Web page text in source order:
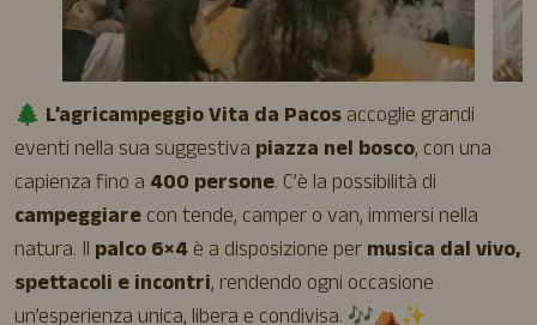
🌲 L’agricampeggio Vita da Pacosaccoglie grandi
eventi nella sua suggestiva piazza nel bosco, con una
capienza fino a 400 persone. C’è la possibilità di
campeggiarecon tende, camper o van, immersi nella
natura. Il palco 6×4è a disposizione permusica dal vivo,
spettacoli e incontri, rendendo ogni occasione